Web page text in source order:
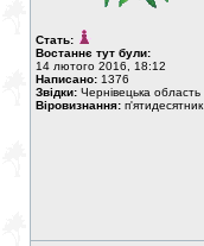
Стать:
Востаннє тут були:
14 лютого 2016, 18:12
Написано: 1376
Звідки: Чернівецька область
Віровизнання: п'ятидесятник